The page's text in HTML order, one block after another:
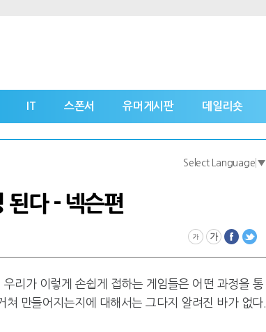
IT 스폰서 유머게시판 데일리숏
Select Language ▼
된다 - 넥슨편
리가 이렇게 손쉽게 접하는 게임들은 어떤 과정을 통
만들어지는지에 대해서는 그다지 알려진 바가 없다.